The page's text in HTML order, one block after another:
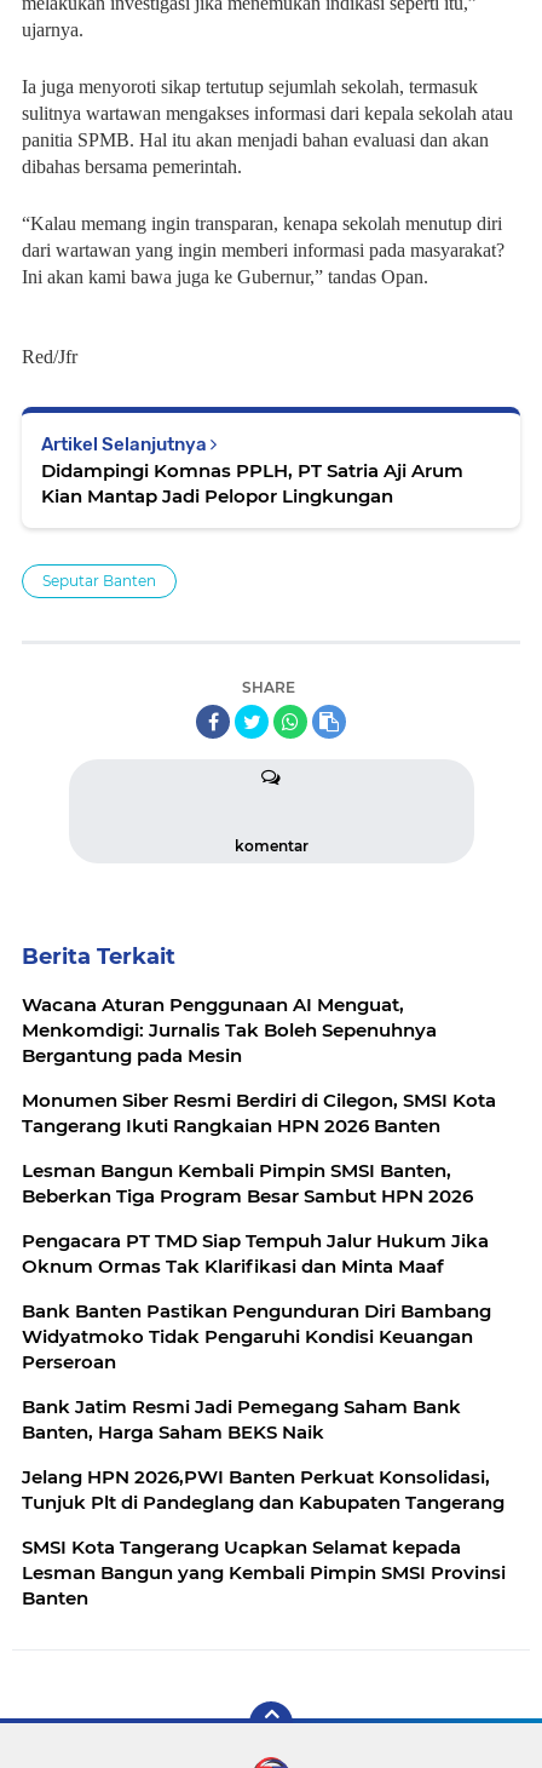
ujarnya.
Ia juga menyoroti sikap tertutup sejumlah sekolah, termasuk
sulitnya wartawan mengakses informasi dari kepala sekolah atau
panitia SPMB. Hal itu akan menjadi bahan evaluasi dan akan
dibahas bersama pemerintah.
“Kalau memang ingin transparan, kenapa sekolah menutup diri
dari wartawan yang ingin memberi informasi pada masyarakat?
Ini akan kami bawa juga ke Gubernur,” tandas Opan.
Red/Jfr
Artikel Selanjutnya
Didampingi Komnas PPLH, PT Satria Aji Arum
Kian Mantap Jadi Pelopor Lingkungan
Seputar Banten
SHARE
komentar
Berita Terkait
Wacana Aturan Penggunaan AI Menguat,
Menkomdigi: Jurnalis Tak Boleh Sepenuhnya
Bergantung pada Mesin
Monumen Siber Resmi Berdiri di Cilegon, SMSI Kota
Tangerang Ikuti Rangkaian HPN 2026 Banten
Lesman Bangun Kembali Pimpin SMSI Banten,
Beberkan Tiga Program Besar Sambut HPN 2026
Pengacara PT TMD Siap Tempuh Jalur Hukum Jika
Oknum Ormas Tak Klarifikasi dan Minta Maaf
Bank Banten Pastikan Pengunduran Diri Bambang
Widyatmoko Tidak Pengaruhi Kondisi Keuangan
Perseroan
Bank Jatim Resmi Jadi Pemegang Saham Bank
Banten, Harga Saham BEKS Naik
Jelang HPN 2026,PWI Banten Perkuat Konsolidasi,
Tunjuk Plt di Pandeglang dan Kabupaten Tangerang
SMSI Kota Tangerang Ucapkan Selamat kepada
Lesman Bangun yang Kembali Pimpin SMSI Provinsi
Banten